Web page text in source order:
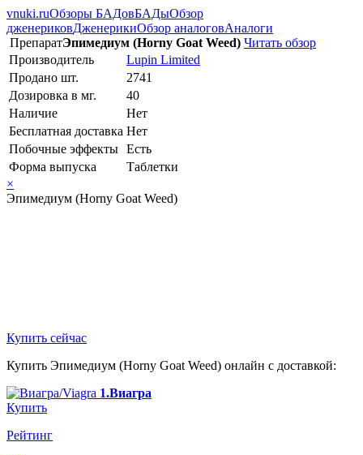
vnuki.ruОбзоры БАДовБАДыОбзор
дженериковДженерикиОбзор аналоговАналоги
ПрепаратЭпимедиум (Horny Goat Weed) Читать обзор
Производитель
Lupin Limited
Продано шт.
2741
Дозировка в мг.
40
Наличие
Нет
Бесплатная доставка Нет
Побочные эффекты Есть
Форма выпуска
Таблетки
×
Эпимедиум (Horny Goat Weed)
Купить сейчас
Купить Эпимедиум (Horny Goat Weed) онлайн с доставкой:
1.Виагра
Купить
Рейтинг